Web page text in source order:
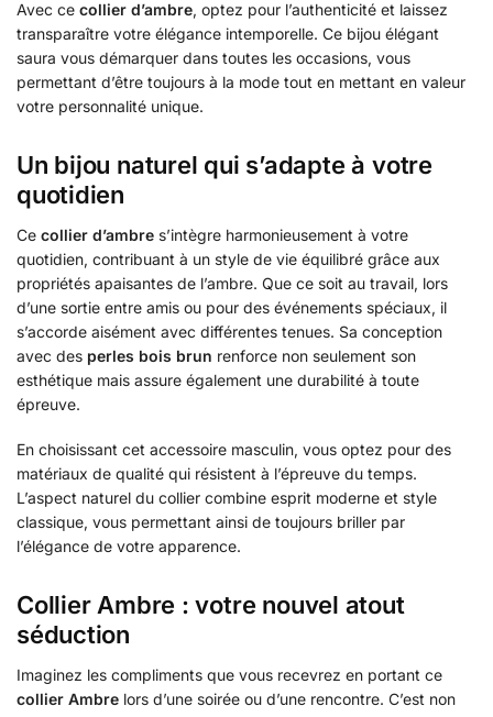
Avec ce collier d’ambre, optez pour l’authenticité et laissez
transparaître votre élégance intemporelle. Ce bijou élégant
saura vous démarquer dans toutes les occasions, vous
permettant d’être toujours à la mode tout en mettant en valeur
votre personnalité unique.
Un bijou naturel qui s’adapte à votre
quotidien
Ce collier d’ambre s’intègre harmonieusement à votre
quotidien, contribuant à un style de vie équilibré grâce aux
propriétés apaisantes de l’ambre. Que ce soit au travail, lors
d’une sortie entre amis ou pour des événements spéciaux, il
s’accorde aisément avec différentes tenues. Sa conception
avec des perles bois brun renforce non seulement son
esthétique mais assure également une durabilité à toute
épreuve.
En choisissant cet accessoire masculin, vous optez pour des
matériaux de qualité qui résistent à l’épreuve du temps.
L’aspect naturel du collier combine esprit moderne et style
classique, vous permettant ainsi de toujours briller par
l’élégance de votre apparence.
Collier Ambre : votre nouvel atout
séduction
Imaginez les compliments que vous recevrez en portant ce
collier Ambre lors d’une soirée ou d’une rencontre. C’est non